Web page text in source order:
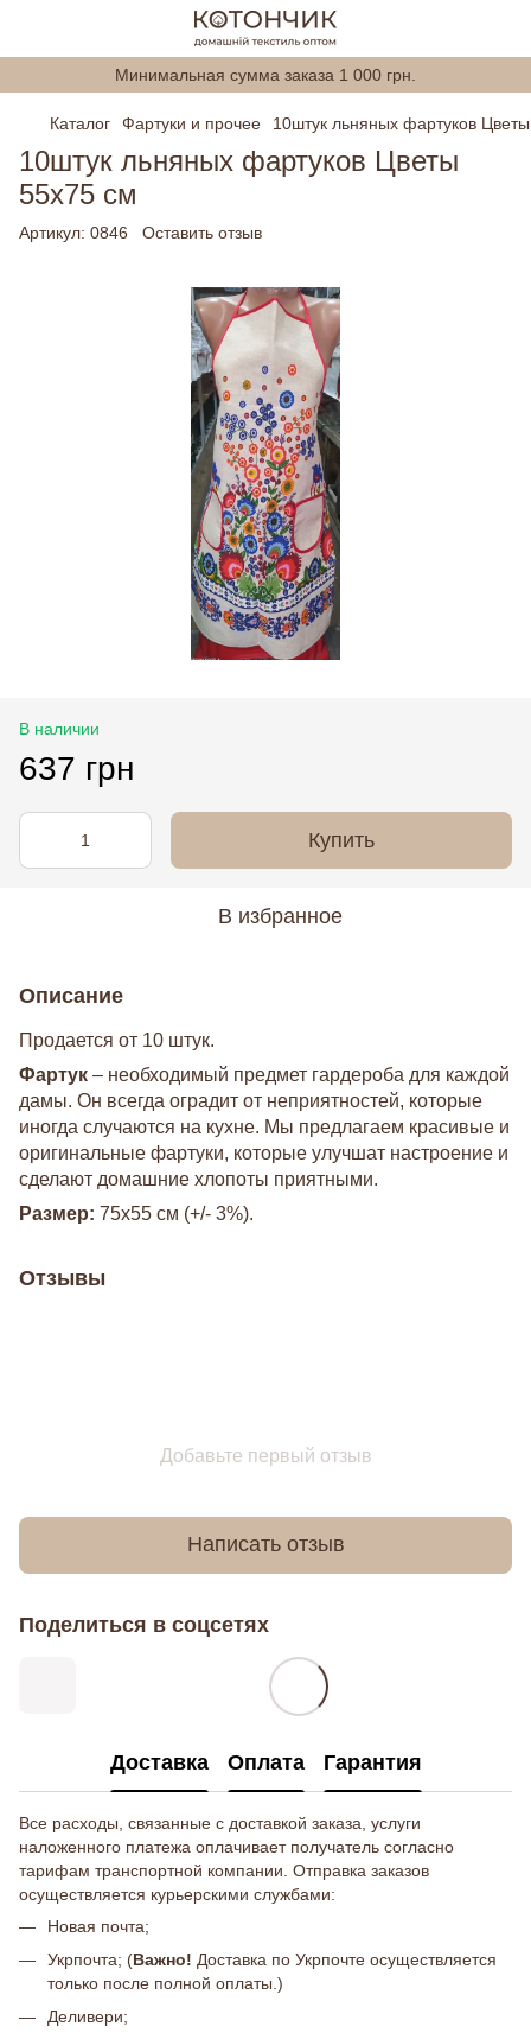
Минимальная сумма заказа 1 000 грн.
Каталог Фартуки и прочее 10штук льняных фартуков
10штук льняных фартуков Цветы
55х75 см
Артикул: 0846 Оставить отзыв
В наличии
637 грн
Купить
В избранное
Описание
Продается от 10 штук.
Фартук – необходимый предмет гардероба для каждой
дамы. Он всегда оградит от неприятностей, которые
иногда случаются на кухне. Мы предлагаем красивые и
оригинальные фартуки, которые улучшат настроение и
сделают домашние хлопоты приятными.
Размер: 75х55 см (+/- 3%).
Отзывы
Добавьте первый отзыв
Написать отзыв
Поделиться в соцсетях
Доставка Оплата Гарантия
Все расходы, связанные с доставкой заказа, услуги
наложенного платежа оплачивает получатель согласно
тарифам транспортной компании. Отправка заказов
осуществляется курьерскими службами:
Новая почта;
Укрпочта; (Важно! Доставка по Укрпочте осуществляется
только после полной оплаты.)
Деливери;